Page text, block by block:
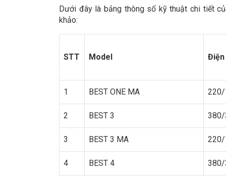
Dưới đây là bảng thông số kỹ thuật chi tiết
khảo:
STT Model Điện
1 BEST ONE MA 220/
2 BEST 3 380/
3 BEST 3 MA 220/
4 BEST 4 380/